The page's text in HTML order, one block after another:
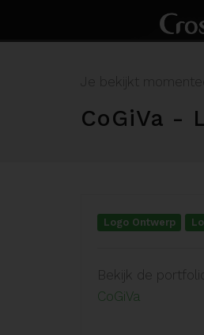
Je bekijkt
CoGiVa -
Logo Ontwerp
Bekijk de
CoGiVa